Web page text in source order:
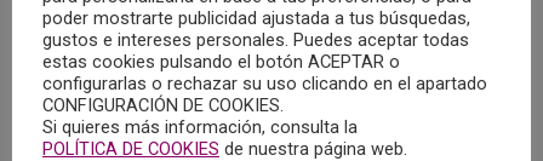
Castilla-La Mancha de Personas con Cáncer y Familiares,
al que asistía, por invitación de la Asociación Española
Contra el Cáncer, el Colegio Oficial de la Psicología de
Castilla-La Mancha.
poder mostrarte publicidad ajustada a tus búsquedas,
gustos e intereses personales. Puedes aceptar todas
estas cookies pulsando el botón ACEPTAR o
configurarlas o rechazar su uso clicando en el apartado
CONFIGURACIÓN DE COOKIES.
Si quieres más información, consulta la
POLÍTICA DE COOKIES de nuestra página web.